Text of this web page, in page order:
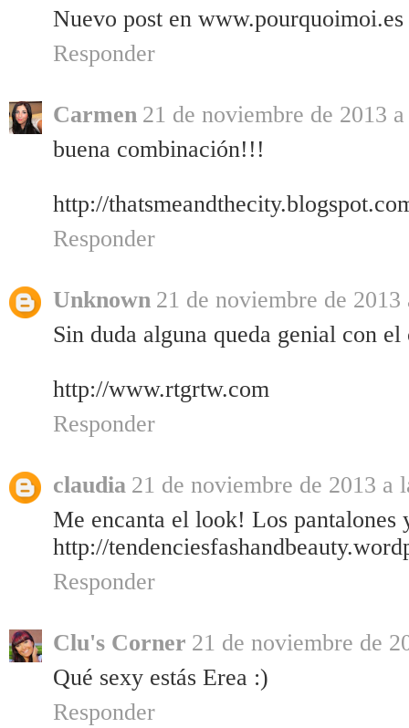
Nuevo post en www.pourquoimoi.es
Responder
Carmen 21 de noviembre de 2013
buena combinación!!!
http://
Responder
Unknown 21 de noviembre de 2013
Sin duda alguna queda genial con
http://www.rtgrtw.com
Responder
claudia 21 de noviembre de 2013 a
Me encanta el look! Los pantalones
http://
Responder
Clu's Corner 21 de noviembre de
Qué sexy estás Erea :)
Responder